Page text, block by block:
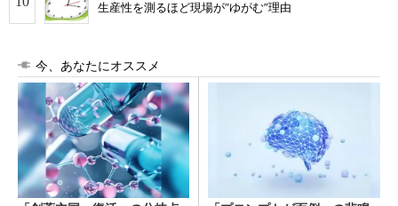
生産性を測るほど現場が“ゆがむ”理由
今、あなたにオススメ